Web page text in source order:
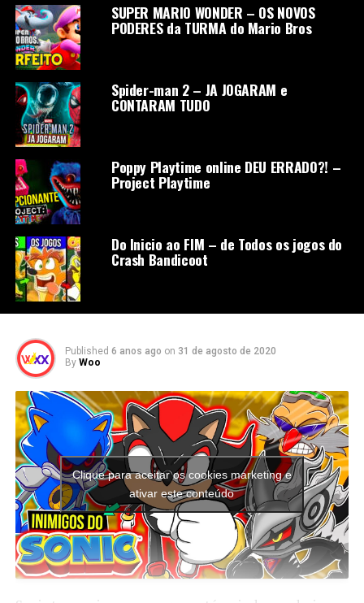
SUPER MARIO WONDER – OS NOVOS
PODERES da TURMA do Mario Bros
Spider-man 2 – JA JOGARAM e
CONTARAM TUDO
Poppy Playtime online DEU ERRADO?! –
Project Playtime
Do Inicio ao FIM – de Todos os jogos do
Crash Bandicoot
Published 6 anos ago on 31 de agosto de 2020
By Woo
Clique para aceitar os cookies marketing e
ativar este conteúdo